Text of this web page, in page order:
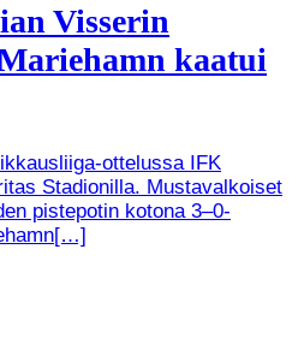
Visserin
kaatui
ottelussa IFK
Stadionilla. Mustavalkoiset
pistepotin kotona 3–0-